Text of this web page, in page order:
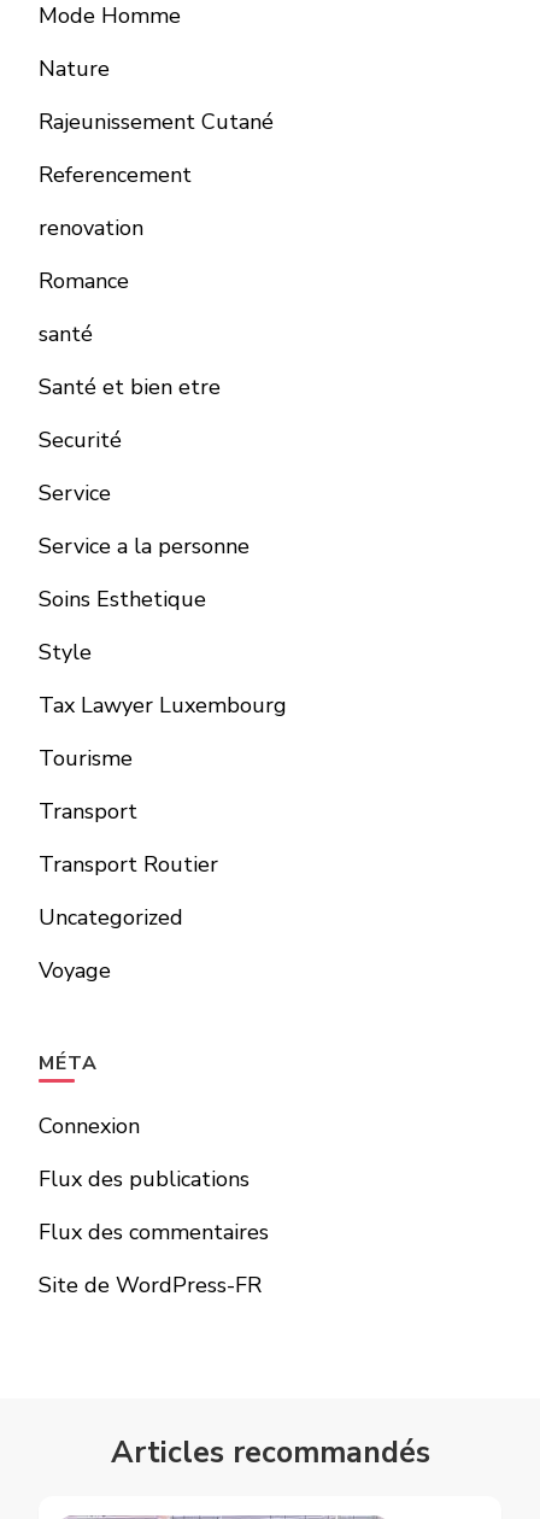
Mode Homme
Nature
Rajeunissement Cutané
Referencement
renovation
Romance
santé
Santé et bien etre
Securité
Service
Service a la personne
Soins Esthetique
Style
Tax Lawyer Luxembourg
Tourisme
Transport
Transport Routier
Uncategorized
Voyage
MÉTA
Connexion
Flux des publications
Flux des commentaires
Site de WordPress-FR
Articles recommandés